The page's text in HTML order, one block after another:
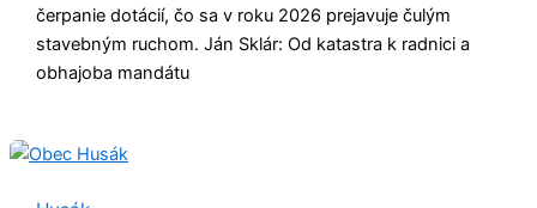
čerpanie dotácií, čo sa v roku 2026 prejavuje čulým
stavebným ruchom. Ján Sklár: Od katastra k radnici a
obhajoba mandátu